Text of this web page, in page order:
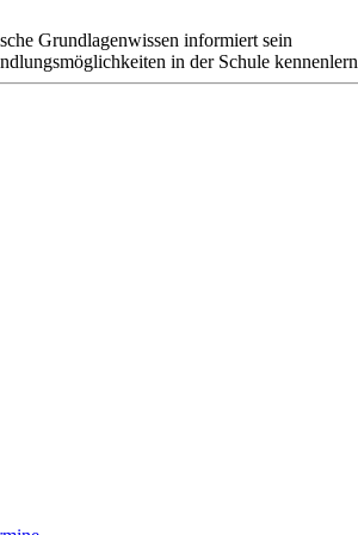
Grundlagenwissen informiert sein
in der Schule